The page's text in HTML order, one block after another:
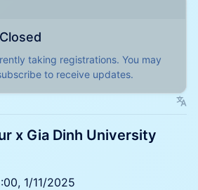
taking registrations. You may
to receive updates.
x Gia Dinh University
1/11/2025